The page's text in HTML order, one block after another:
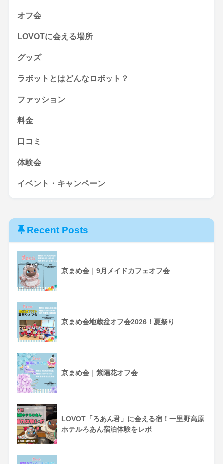
オフ会
LOVOTに会える場所
グッズ
ラボットとはどんなロボット？
ファッション
料金
口コミ
体験会
イベント・キャンペーン
Recent Posts
京まめ会｜9月メイドカフェオフ会
京まめ会地蔵盆オフ会2026！夏祭り
京まめ会｜紫陽花オフ会
LOVOT「ろあん君」に会える宿！一里野高原
ホテルろあん宿泊体験をレポ